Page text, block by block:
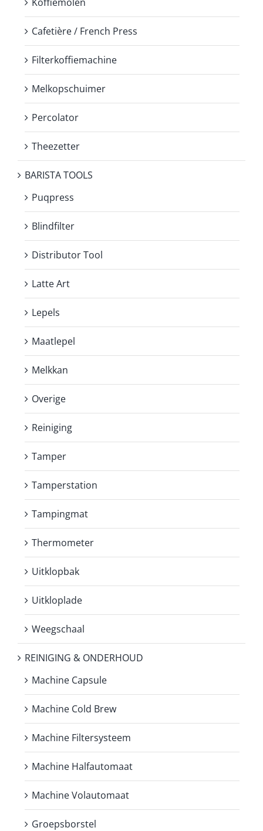
Cafetière / French Press
Filterkoffiemachine
Melkopschuimer
Percolator
Theezetter
BARISTA TOOLS
Puqpress
Blindfilter
Distributor Tool
Latte Art
Lepels
Maatlepel
Melkkan
Overige
Reiniging
Tamper
Tamperstation
Tampingmat
Thermometer
Uitklopbak
Uitkloplade
Weegschaal
REINIGING & ONDERHOUD
Machine Capsule
Machine Cold Brew
Machine Filtersysteem
Machine Halfautomaat
Machine Volautomaat
Groepsborstel